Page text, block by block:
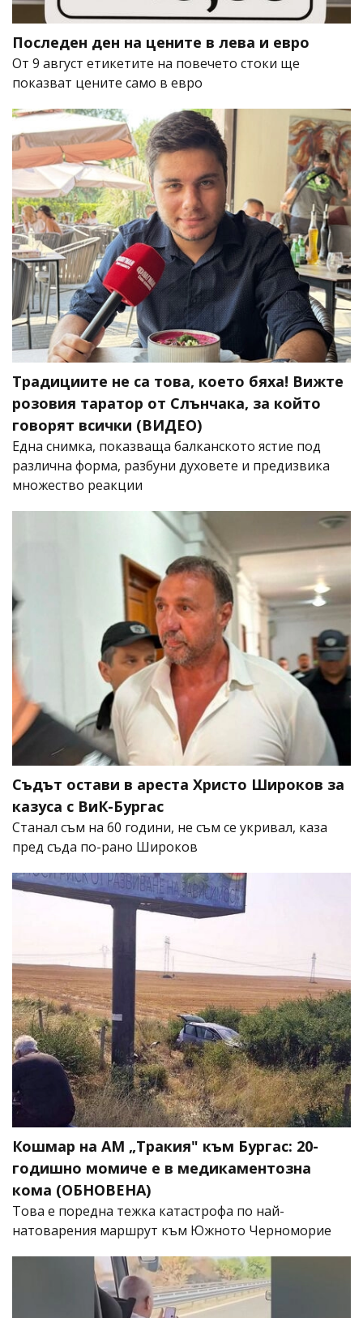
Последен ден на цените в лева и евро
От 9 август етикетите на повечето стоки ще
показват цените само в евро
Традициите не са това, което бяха! Вижте
розовия таратор от Слънчака, за който
говорят всички (ВИДЕО)
Една снимка, показваща балканското ястие под
различна форма, разбуни духовете и предизвика
множество реакции
Съдът остави в ареста Христо Широков за
казуса с ВиК-Бургас
Станал съм на 60 години, не съм се укривал, каза
пред съда по-рано Широков
Кошмар на АМ „Тракия" към Бургас: 20-
годишно момиче е в медикаментозна
кома (ОБНОВЕНА)
Това е поредна тежка катастрофа по най-
натоварения маршрут към Южното Черноморие